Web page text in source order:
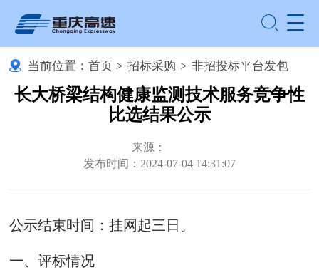
当前位置： 首页 > 招标采购 > 非招投标平台发包
长大桥梁结构健康监测技术服务竞争性
比选结果公示
来源：
发布时间：2024-07-04 14:31:07
公示结束时间：挂网起三日。
一、评标情况